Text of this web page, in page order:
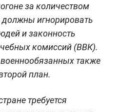
за количеством
игнорировать
и законность
комиссий (ВВК).
также
план.
требуется